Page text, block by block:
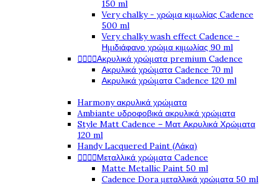
150 ml
Very chalky - χρώμα κιμωλίας Cadence
500 ml
Very chalky wash effect Cadence -
Ημιδιάφανο χρώμα κιμωλίας 90 ml
Ακρυλικά χρώματα premium Cadence
Ακρυλικά χρώματα Cadence 70 ml
Ακρυλικά χρώματα Cadence 120 ml
Harmony ακρυλικά χρώματα
Ambiante υδροφοβικά ακρυλικά χρώματα
Style Matt Cadence – Ματ Ακρυλικά Χρώματα
120 ml
Handy Lacquered Paint (Λάκα)
Μεταλλικά χρώματα Cadence
Matte Metallic Paint 50 ml
Cadence Dora μεταλλικά χρώματα 50 ml